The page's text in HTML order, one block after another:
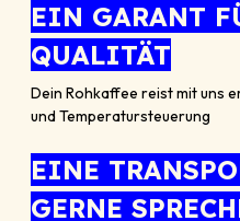
EIN GARANT
QUALITÄT
Dein Rohkaffee reist mit uns
und Temperatursteuerung
EINE
GERNE